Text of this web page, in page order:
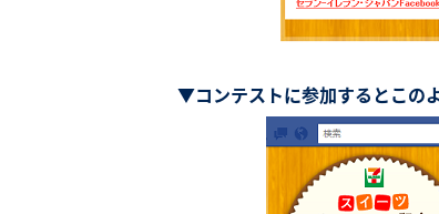
▼コンテストに参加するとこの